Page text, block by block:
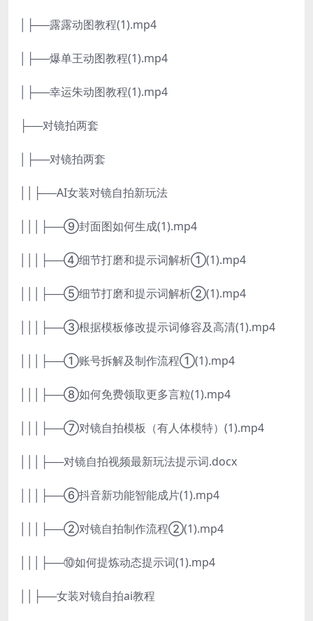
│├──露露动图教程(1).mp4
│├──爆单王动图教程(1).mp4
│├──幸运朱动图教程(1).mp4
├──对镜拍两套
│├──对镜拍两套
││├──AI女装对镜自拍新玩法
│││├──⑨封面图如何生成(1).mp4
│││├──④细节打磨和提示词解析①(1).mp4
│││├──⑤细节打磨和提示词解析②(1).mp4
│││├──③根据模板修改提示词修容及高清(1).mp4
│││├──①账号拆解及制作流程①(1).mp4
│││├──⑧如何免费领取更多言粒(1).mp4
│││├──⑦对镜自拍模板（有人体模特）(1).mp4
│││├──对镜自拍视频最新玩法提示词.docx
│││├──⑥抖音新功能智能成片(1).mp4
│││├──②对镜自拍制作流程②(1).mp4
│││├──⑩如何提炼动态提示词(1).mp4
││├──女装对镜自拍ai教程